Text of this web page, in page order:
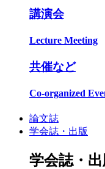
講演会
Lecture Meeting
共催など
Co-organized
論文誌
学会誌・出版
学会誌・出